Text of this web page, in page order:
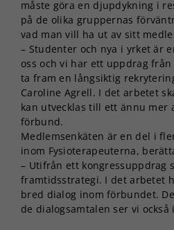
måste göra en djupdykning i
på de olika gruppernas
vad man vill ha ut av sitt
– Studenter och nya i yrket är
oss och vi har ett uppdrag
ta fram en långsiktig
Caroline Agrell. I det arbetet
kan utvecklas till ett ännu mer
förbund.
Medlemsenkäten är en del i
inom Fysioterapeuterna,
– Utifrån ett kongressuppdrag
framtidsstrategi. I det arbetet
bred dialog inom förbundet.
de dialogsamtalen ser vi också